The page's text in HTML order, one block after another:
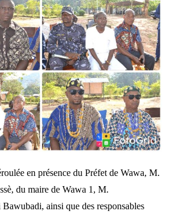
en présence du Préfet de Wawa, M.
du maire de Wawa 1, M.
ainsi que des responsables